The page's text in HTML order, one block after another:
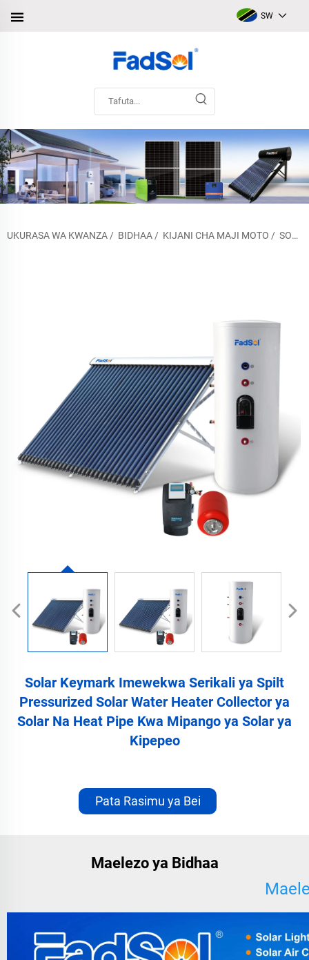
SW
UKURASA WA KWANZA / BIDHAA / KIJANI CHA MAJI MOTO / SOLAR WATER HEATER ILIOPANGWA NA FADSOL
Solar Keymark Imewekwa Serikali ya Spilt
Pressurized Solar Water Heater Collector ya
Solar Na Heat Pipe Kwa Mipango ya Solar ya
Kipepeo
Pata Rasimu ya Bei
Maelezo ya Bidhaa